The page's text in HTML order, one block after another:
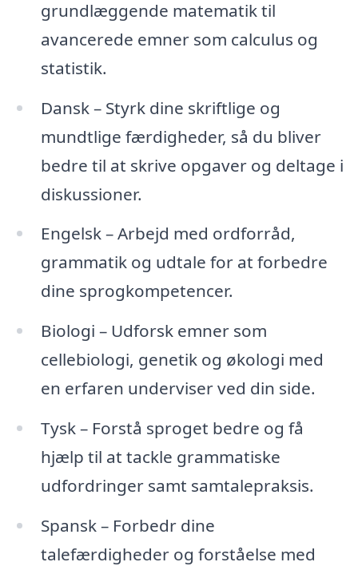
grundlæggende matematik til
avancerede emner som calculus og
statistik.
Dansk – Styrk dine skriftlige og
mundtlige færdigheder, så du bliver
bedre til at skrive opgaver og deltage i
diskussioner.
Engelsk – Arbejd med ordforråd,
grammatik og udtale for at forbedre
dine sprogkompetencer.
Biologi – Udforsk emner som
cellebiologi, genetik og økologi med
en erfaren underviser ved din side.
Tysk – Forstå sproget bedre og få
hjælp til at tackle grammatiske
udfordringer samt samtalepraksis.
Spansk – Forbedr dine
talefærdigheder og forståelse med